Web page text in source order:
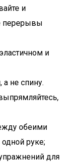
и
перерывы
и
а не спину.
обеими
руке;
для